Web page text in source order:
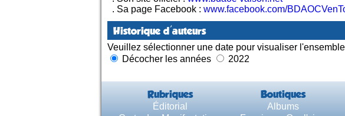
. Sa page Facebook : www.facebook.com/
Historique d'auteurs
Veuillez sélectionner une date pour visualiser
Décocher les années
2022
Rubriques Boutiques
Éditorial Albums